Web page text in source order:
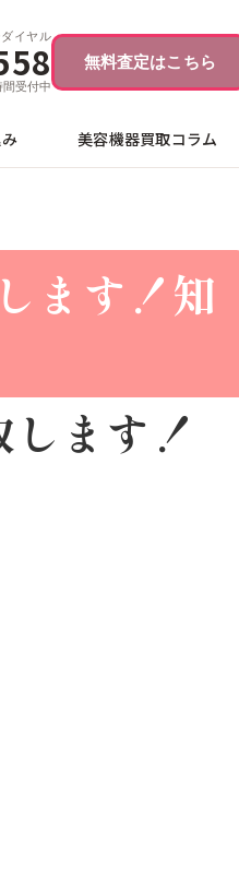
イヤル
間受付中
無料査定はこちら
美容機器買取コラム
ます！知
ます！